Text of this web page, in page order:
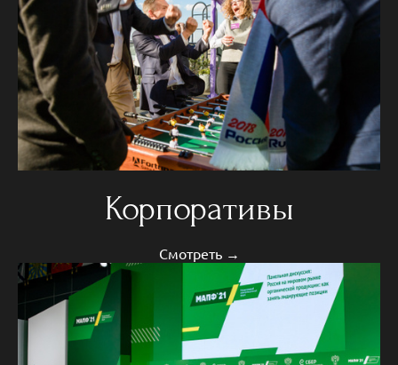
Корпоративы
Смотреть →